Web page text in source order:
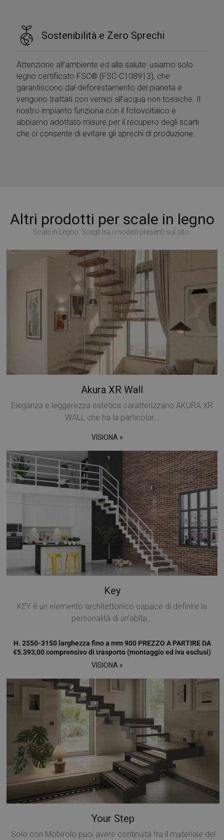
Sostenibilità e Zero Sprechi
Attenzione all’ambiente ed alla salute: usiamo solo
legno certificato FSC® (FSC-C108913), che
garantiscono dal deforestamento del pianeta e
vengono trattati con vernici all’acqua non tossiche. Il
nostro impianto funziona con il fotovoltaico e
abbiamo adottato misure per il recupero degli scarti
che ci consente di evitare gli sprechi di produzione.
Altri prodotti per scale in legno
Scale in Legno: Scegli tra i modelli presenti sul sito.
Akura XR Wall
Eleganza e leggerezza estetica caratterizzano AKURA XR
WALL che ha la particolar...
VISIONA »
Key
KEY è un elemento architettonico capace di definire la
personalità di un'abita...
H. 2550-3150 larghezza fino a mm 900 PREZZO A PARTIRE DA
€5.393,00 comprensivo di trasporto (montaggio ed iva esclusi)
VISIONA »
Your Step
Solo con Mobirolo puoi avere continuità tra il materiale del